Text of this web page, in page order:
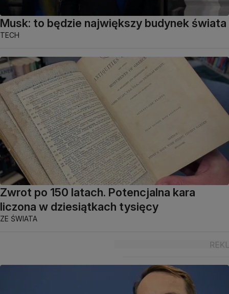
Musk: to będzie największy budynek świata
TECH
Zwrot po 150 latach. Potencjalna kara
liczona w dziesiątkach tysięcy
ZE ŚWIATA